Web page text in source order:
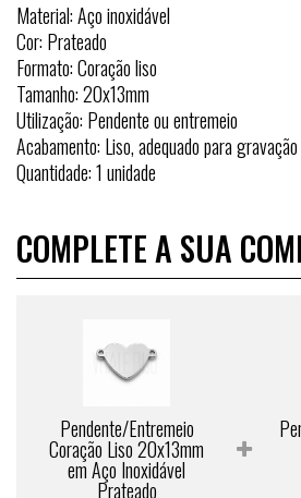
Material: Aço inoxidável
Cor: Prateado
Formato: Coração liso
Tamanho: 20x13mm
Utilização: Pendente ou entremeio
Acabamento: Liso, adequado para
Quantidade: 1 unidade
COMPLETE A SUA
Pendente/Entremeio
Coração Liso 20x13mm
em Aço Inoxidável
Prateado